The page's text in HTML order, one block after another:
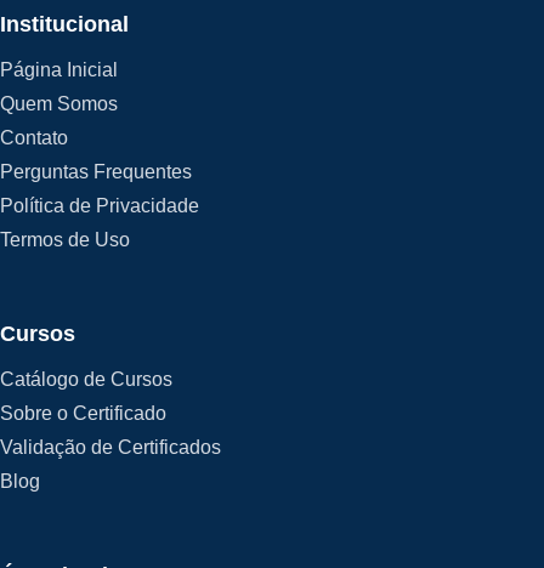
Institucional
Página Inicial
Quem Somos
Contato
Perguntas Frequentes
Política de Privacidade
Termos de Uso
Cursos
Catálogo de Cursos
Sobre o Certificado
Validação de Certificados
Blog